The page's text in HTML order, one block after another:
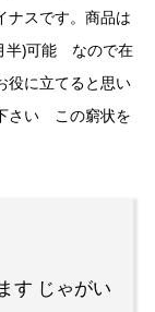
ナスです。商品は
半)可能 なので在
役に立てると思い
さい この窮状を
す じゃがい